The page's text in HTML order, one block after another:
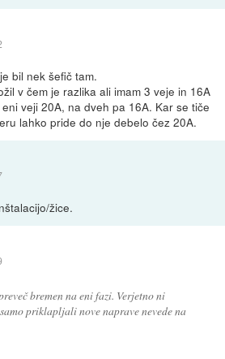
bil nek šefič tam.
v čem je razlika ali imam 3 veje in 16A
veji 20A, na dveh pa 16A. Kar se tiče
lahko pride do nje debelo čez 20A.
žice.
bremen na eni fazi. Verjetno ni
priklapljali nove naprave nevede na